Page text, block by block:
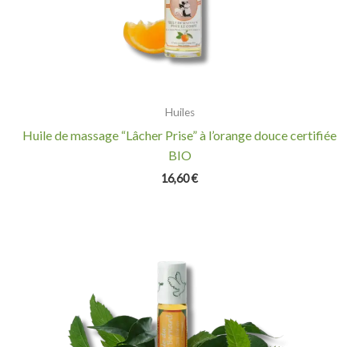
Huiles
Huile de massage “Lâcher Prise” à l’orange douce certifiée
BIO
16,60€